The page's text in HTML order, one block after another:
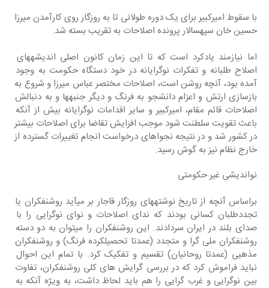
با سقوط امیرکبیر برای یک دوره طولانی تا به روزگار روی کارآمدن میرزا
حسین خان سپهسالار پرونده اصلاحات به تقریب بسته شد.
اما نیازمند یادکرد است که تا این زمان کانون اصلی اندیشههای
اصلاح طلبانه و تفکرات نوگرایانه در خود دستگاه حکومت به وجود
آمده بود، آنچه روشن است، اصلاحات مختصر عباس میرزا و شروع به
بازسازی ارتش و اعزام دانشجو به فرنگ و دیگر جنبهها و به دنبالش
اصلاحات قائم مقام، امیرکبیر و سایر اقدامات نوگرایانه بیش از آنکه
باعث تقویت سلطنت شود موجب افزایش تقاضا برای اصلاحات بیشتر
در کشور شد و در نتیجه نجواهای درخواست انجام تغییرات گسترده از
خارج نظام نیز به گوش رسید.
نواندیشی غیر حکومتی
براساس آنچه از تاریخ نوشتههای روزگار قاجار بر میآید روشنفکران یا
تجددطلبان کسانی بودند که ندای اصلاحات و نوای نوگرایی را با
صدای بلند در ایران سردادند. این روشنفکران را میتوان به دو دسته
روشنفکران ملی گرا و متجدد (عمدتا تحصیلکرده فرنگ) و روشنفکران
مذهبی (عمدتا روحانیان) تقسیم و تفکیک کرد. با تمام این احوال
نباید فراموش کرد که در بررسی گرایش های کلی روشنفکران، تفاوت
بین نوگرایی و غرب گرایی را هم باید لحاظ داشت، به ویژه آنکه به